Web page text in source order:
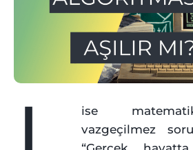
ise
vazgeçilmez